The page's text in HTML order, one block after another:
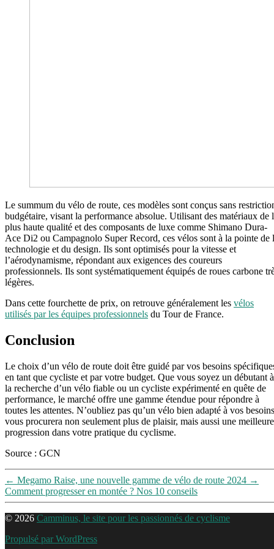
Le summum du vélo de route, ces modèles sont conçus sans
budgétaire, visant la performance absolue. Utilisant des matériaux de
plus haute qualité et des composants de luxe comme Shimano Dura-
Ace Di2 ou Campagnolo Super Record, ces vélos sont à la pointe de
technologie et du design. Ils sont optimisés pour la vitesse et
l’aérodynamisme, répondant aux exigences des coureurs
professionnels. Ils sont systématiquement équipés de roues carbone
légères.
Dans cette fourchette de prix, on retrouve généralement les vélos
utilisés par les équipes professionnels du Tour de France.
Conclusion
Le choix d’un vélo de route doit être guidé par vos besoins
en tant que cycliste et par votre budget. Que vous soyez un débutant à
la recherche d’un vélo fiable ou un cycliste expérimenté en quête de
performance, le marché offre une gamme étendue pour répondre à
toutes les attentes. N’oubliez pas qu’un vélo bien adapté à vos besoins
vous procurera non seulement plus de plaisir, mais aussi une meilleure
progression dans votre pratique du cyclisme.
Source : GCN
← Megamo Raise, une nouvelle gamme de vélo de route 2024 →
Comment progresser en montée ? Nos 10 conseils
© 2026 Camminus, le site pour les passionnés de cyclisme
Propulsé par WordPress